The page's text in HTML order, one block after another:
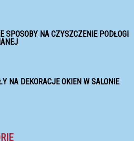
SPOSOBY NA CZYSZCZENIE PODŁOGI
NA DEKORACJE OKIEN W SALONIE